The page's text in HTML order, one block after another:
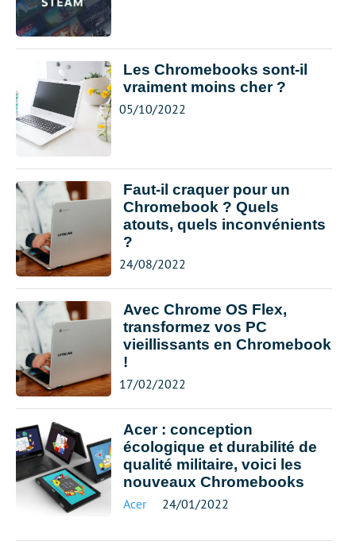
Les Chromebooks sont-il
vraiment moins cher ?
05/10/2022
Faut-il craquer pour un
Chromebook ? Quels
atouts, quels inconvénients
?
24/08/2022
Avec Chrome OS Flex,
transformez vos PC
vieillissants en Chromebook
!
17/02/2022
Acer : conception
écologique et durabilité de
qualité militaire, voici les
nouveaux Chromebooks
Acer 24/01/2022